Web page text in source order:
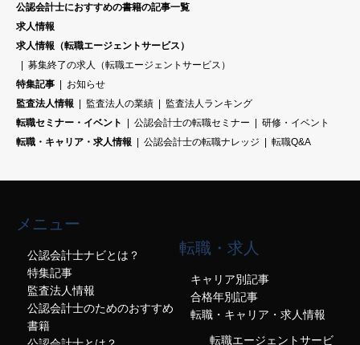
公認会計士におすすめの書籍の記事一覧
求人情報
求人情報（転職エージェントサービス）
募集終了の求人（転職エージェントサービス）
特集記事
お知らせ
監査法人情報
監査法人の業績
監査法人ランキング
転職セミナー・イベント
公認会計士の転職セミナー
研修・イベント
転職・キャリア・求人情報
公認会計士の転職ナレッジ 転職Q&A
メニュー
公認会計士ナビとは？
特集記事
監査法人情報
公認会計士のためのおすすめ
書籍
転職・求人
キャリア別記事
合格年別記事
転職・キャリア・求人情報
転職エージェントサービ